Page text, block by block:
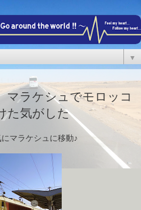
▼
マラケシュでモロッコ
た気がした
マラケシュに移動♪